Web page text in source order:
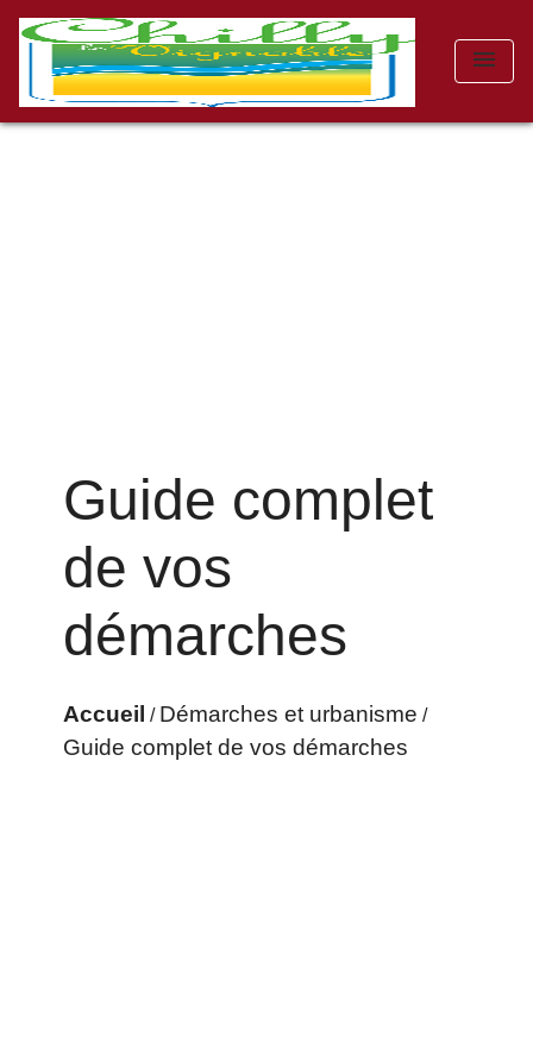
menu
Guide complet
de vos
démarches
Accueil / Démarches et urbanisme /
Guide complet de vos démarches